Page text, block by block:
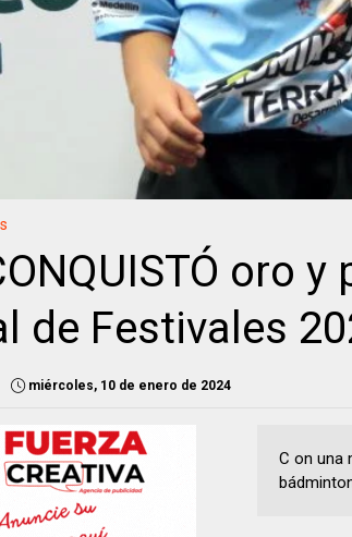
oro
de Festivales
miércoles, 10 de enero de 2024
C on una